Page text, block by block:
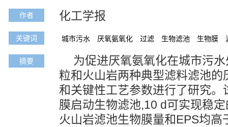
作者 化工学报
关键词 城市污水 厌氧氨氧化 过滤 生物滤池 生物膜
摘要
为促进厌氧氨氧化在城市污
粒和火山岩两种典型滤料滤池的
和关键性工艺参数进行了研究。
膜启动生物滤池,10 d可实现稳
火山岩滤池生物膜量和EPS均高